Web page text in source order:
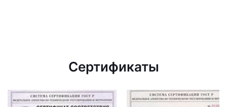
Сертификаты